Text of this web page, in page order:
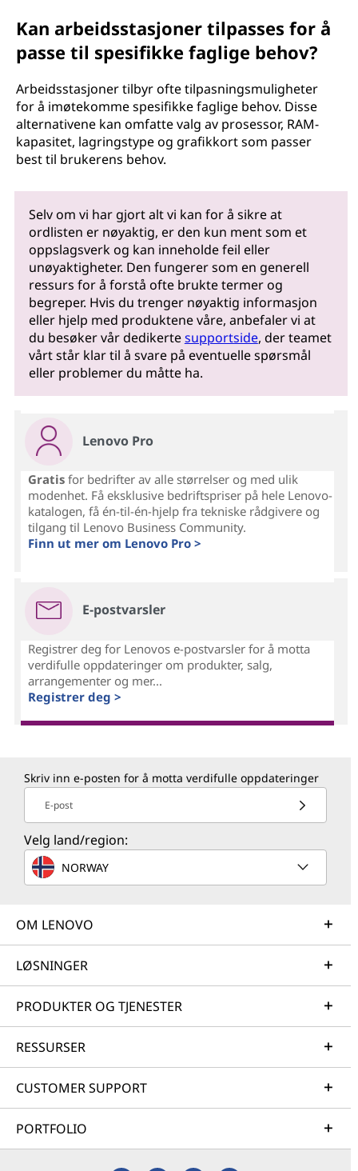
Kan arbeidsstasjoner tilpasses for å
passe til spesifikke faglige behov?
Arbeidsstasjoner tilbyr ofte tilpasningsmuligheter
for å imøtekomme spesifikke faglige behov. Disse
alternativene kan omfatte valg av prosessor, RAM-
kapasitet, lagringstype og grafikkort som passer
best til brukerens behov.
Selv om vi har gjort alt vi kan for å sikre at
ordlisten er nøyaktig, er den kun ment som et
oppslagsverk og kan inneholde feil eller
unøyaktigheter. Den fungerer som en generell
ressurs for å forstå ofte brukte termer og
begreper. Hvis du trenger nøyaktig informasjon
eller hjelp med produktene våre, anbefaler vi at
du besøker vår dedikertesupportside, der teamet
vårt står klar til å svare på eventuelle spørsmål
eller problemer du måtte ha.
Lenovo Pro
Gratisfor bedrifter av alle størrelser og med ulik
modenhet. Få eksklusive bedriftspriser på hele Lenovo-
katalogen, få én-til-én-hjelp fra tekniske rådgivere og
tilgang til Lenovo Business Community.
Finn ut mer om Lenovo Pro >
E-postvarsler
Registrer deg for Lenovos e-postvarsler for å motta
verdifulle oppdateringer om produkter, salg,
arrangementer og mer...
Registrer deg >
Skriv inn e-posten for å motta verdifulle oppdateringer
E-post
Velg land/region:
NORWAY
OM LENOVO
LØSNINGER
PRODUKTER OG TJENESTER
RESSURSER
CUSTOMER SUPPORT
PORTFOLIO